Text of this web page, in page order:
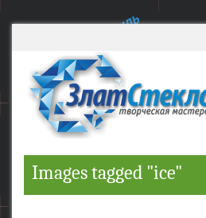
Images tagged "ice"